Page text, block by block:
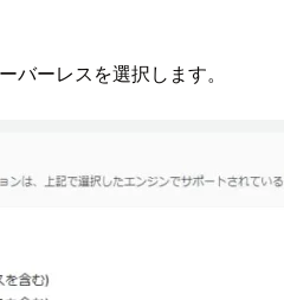
バーレスを選択します。